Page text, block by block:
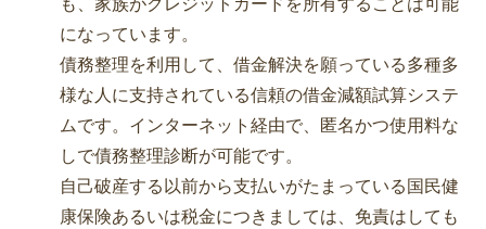
になっています。
債務整理を利用して、借金解決を願っている多種多
様な人に支持されている信頼の借金減額試算システ
ムです。インターネット経由で、匿名かつ使用料な
しで債務整理診断が可能です。
自己破産する以前から支払いがたまっている国民健
康保険あるいは税金につきましては、免責はしても